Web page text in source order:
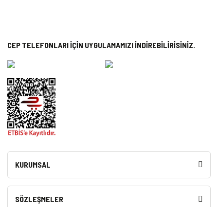
CEP TELEFONLARI İÇİN UYGULAMAMIZI İNDİREBİLİRİSİNİZ.
KURUMSAL
SÖZLEŞMELER